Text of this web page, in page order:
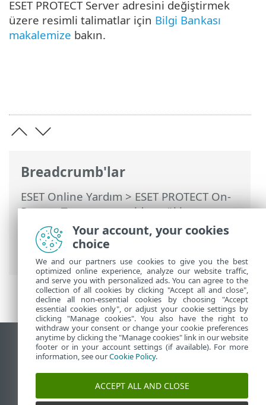
Breadcrumb'lar
ESET Online Yardım > ESET PROTECT On-
Prem>Taşıma ve yeniden yükleme>
Taşıma işleminden sonra ESET PROTECT
Server IP adresini veya ana bilgisayar
adını değiştirme
ESET PROTECT Server adresini değiştirmek
üzere resimli talimatlar için Bilgi Bankası
makalemize bakın.
Masaüstü sitesini görüntüle
End of Life
ESET Bilgi Bankası
Your account, your cookies
choice
We and our partners use cookies to give you the best
optimized online experience, analyze our website traffic,
and serve you with personalized ads. You can agree to the
collection of all cookies by clicking "Accept all and close",
decline all non-essential cookies by choosing "Accept
essential cookies only", or adjust your cookie settings by
clicking "Manage cookies". You also have the right to
withdraw your consent or change your cookie preferences
anytime by clicking the "Manage cookies" link in our website
footer or in your account settings (if available). For more
information, see ourCookie Policy.
ACCEPT ALL AND CLOSE